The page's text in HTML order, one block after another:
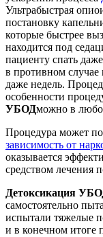
Ультрабыстрая
постановку
которые быстрее
находится под
пациенту спать
в противном случае
даже недель.
особенности
УБОДможно в
Процедура может
зависимость от
оказывается
средством лечения
Детоксикация
самостоятельно
испытали тяжелые
и в конечном итоге